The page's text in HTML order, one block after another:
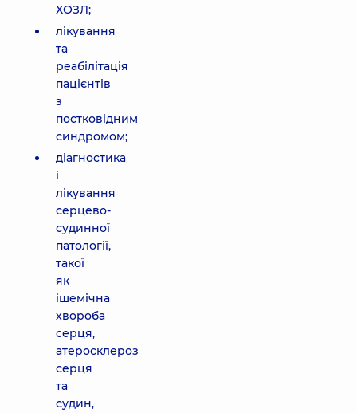
ХОЗЛ;
лікування
та
реабілітація
пацієнтів
з
постковідним
синдромом;
діагностика
і
лікування
серцево-
судинної
патології,
такої
як
ішемічна
хвороба
серця,
атеросклероз
серця
та
судин,